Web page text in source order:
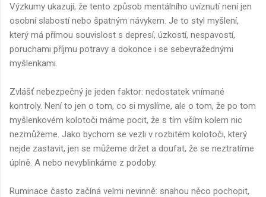
Výzkumy ukazují, že tento způsob mentálního uvíznutí není jen
osobní slabostí nebo špatným návykem. Je to styl myšlení,
který má přímou souvislost s depresí, úzkostí, nespavostí,
poruchami příjmu potravy a dokonce i se sebevražednými
myšlenkami.
Zvlášť nebezpečný je jeden faktor: nedostatek vnímané
kontroly. Není to jen o tom, co si myslíme, ale o tom, že po tom
myšlenkovém kolotoči máme pocit, že s tím vším kolem nic
nezmůžeme. Jako bychom se vezli v rozbitém kolotoči, který
nejde zastavit, jen se můžeme držet a doufat, že se neztratíme
úplně. A nebo nevyblinkáme z podoby.
Ruminace často začíná velmi nevinně: snahou něco pochopit,